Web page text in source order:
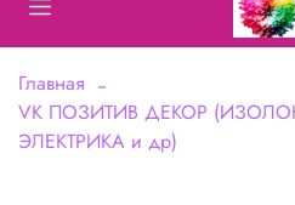
Главная
VK ПОЗИТИВ ДЕКОР
ЭЛЕКТРИКА и др)